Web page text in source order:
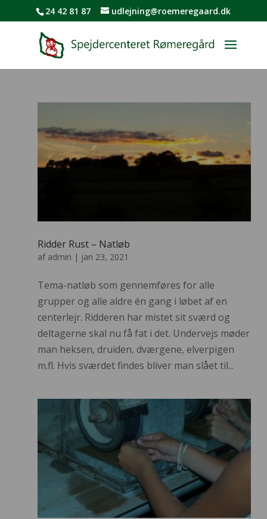
24 42 81 87 udlejning@roemeregaard.dk
Ridder Rust – Natløb
af admin | jan 23, 2021
Tema-natløb som gennemføres for alle
grupper og alle aldre én gang i løbet af en
centerlejr. Ridderen har mistet sit sværd og
deltagerne skal nu få fat i det. Undervejs møder
man heksen, druiden, dværgene, elverpigen
m.fl. Hvis sværdet findes bliver man slået til...